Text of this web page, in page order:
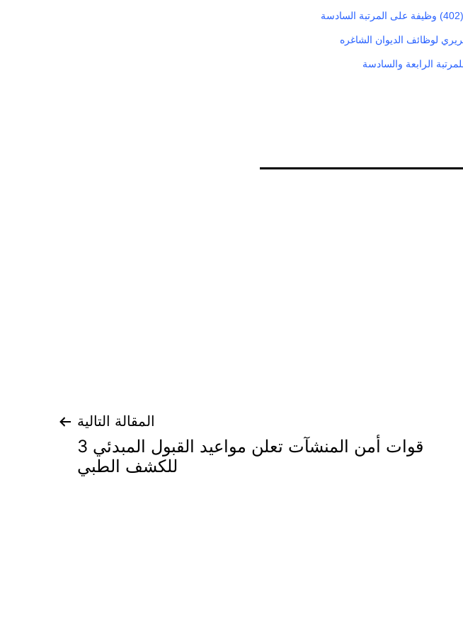
لوظائف الديوان الشاغره
الرابعة والسادسة
المقالة التالية
قوات أمن المنشآت تعلن مواعيد القبول المبدئي 3
للكشف الطبي